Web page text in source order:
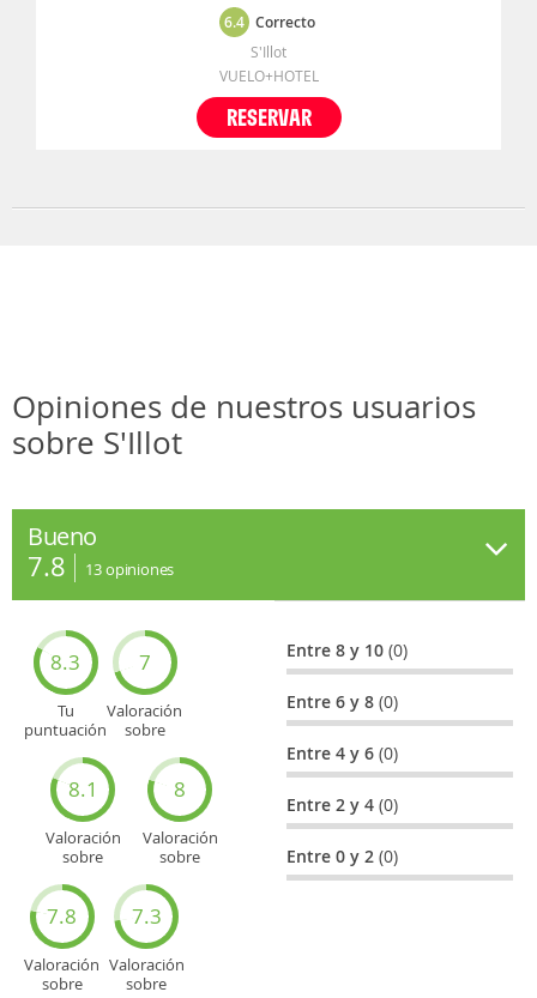
6.4 Correcto
S'Illot
VUELO+HOTEL
RESERVAR
Opiniones de nuestros usuarios
sobre S'Illot
Bueno
7.8 13opiniones
8.3
Tu
puntuación
7
Valoración
sobre
8.1
Valoración
sobre
8
Valoración
sobre
turísticos
7.8
Valoración
sobre
7.3
Valoración
sobre
Entre 8 y 10(0)
Entre 6 y 8(0)
Entre 4 y 6(0)
Entre 2 y 4(0)
Entre 0 y 2(0)